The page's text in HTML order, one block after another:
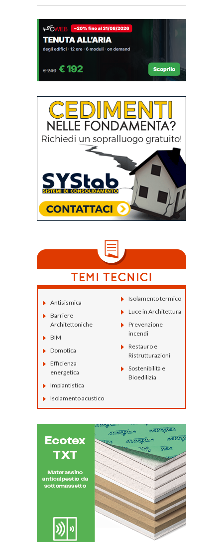
Antisismica
Barriere
Architettoniche
BIM
Domotica
Efficienza
energetica
Impiantistica
Isolamento acustico
Isolamento termico
Luce in Architettura
Prevenzione
incendi
Restauro e
Ristrutturazioni
Sostenibilità e
Bioedilizia